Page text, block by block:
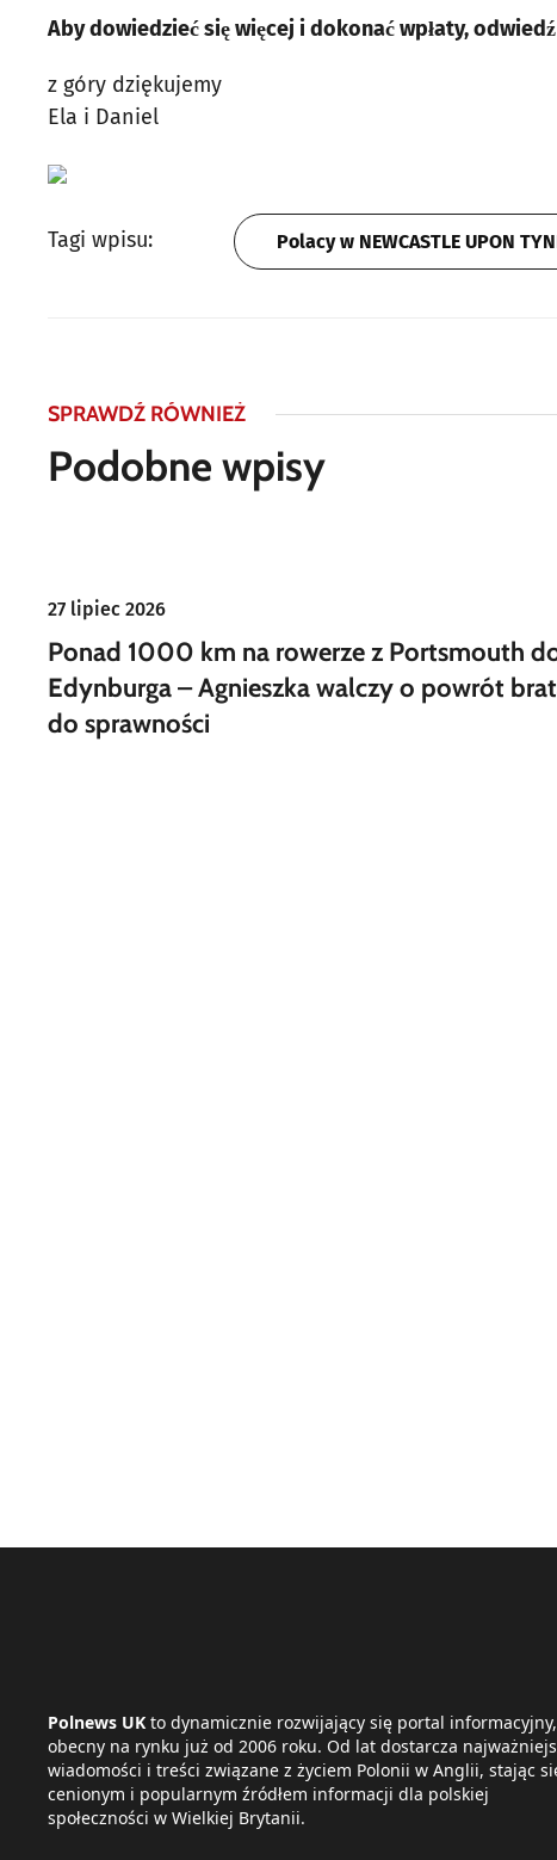
Aby dowiedzieć się więcej i dokonać wpłaty,
z góry dziękujemy
Ela i Daniel
Tagi wpisu: Polacy w NEWCASTLE UPON
SPRAWDŹ RÓWNIEŻ
Podobne wpisy
27 lipiec 2026
Ponad 1000 km na rowerze z Portsmouth
Edynburga – Agnieszka walczy o powrót
do sprawności
Polnews UK to dynamicznie rozwijający się portal informacyjny,
obecny na rynku już od 2006 roku. Od lat dostarcza
wiadomości i treści związane z życiem Polonii w Anglii, stając
cenionym i popularnym źródłem informacji dla polskiej
społeczności w Wielkiej Brytanii.